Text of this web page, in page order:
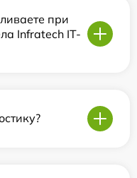
при
Infratech IT-